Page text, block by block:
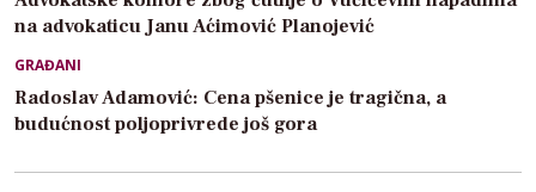
na advokaticu Janu Aćimović Planojević
GRAĐANI
Radoslav Adamović: Cena pšenice je tragična, a
budućnost poljoprivrede još gora